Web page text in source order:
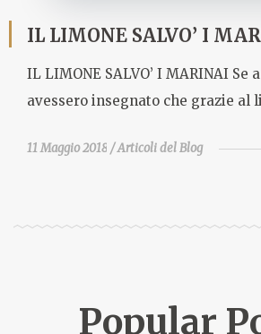
IL LIMONE SALVO’ I
IL LIMONE SALVO’ I MARINAI Se
avessero insegnato che grazie al
11 Maggio 2018 Articoli del Blog
Popular